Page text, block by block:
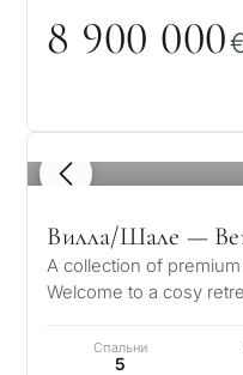
8 900 000
1 / 8
Вилла/Шале —
A collection of
Welcome to a cosy
Спальни
5